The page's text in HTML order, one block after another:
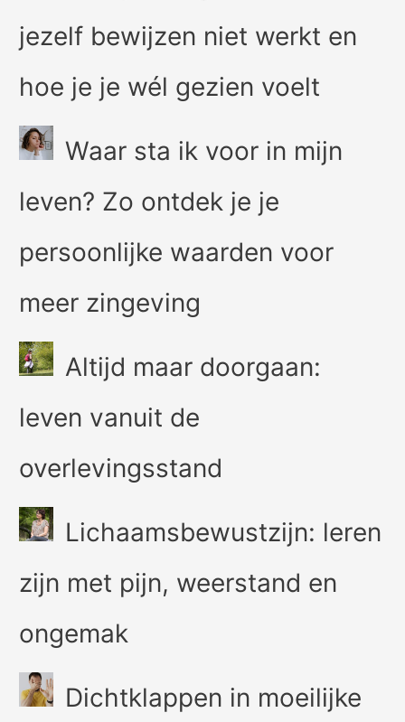
jezelf bewijzen niet werkt en
hoe je je wél gezien voelt
Waar sta ik voor in mijn
leven? Zo ontdek je je
persoonlijke waarden voor
meer zingeving
Altijd maar doorgaan:
leven vanuit de
overlevingsstand
Lichaamsbewustzijn: leren
zijn met pijn, weerstand en
ongemak
Dichtklappen in moeilijke